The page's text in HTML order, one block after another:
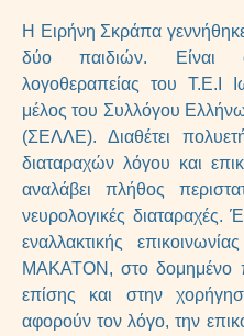
Η Ειρήνη Σκράπα
δύο παιδιών. Είναι
λογοθεραπείας του Τ.Ε.Ι
μέλος του Συλλόγου
(ΣΕΛΛΕ). Διαθέτει
διαταραχών λόγου και
αναλάβει πλήθος
νευρολογικές διαταραχές.
εναλλακτικής
ΜΑΚΑΤΟΝ, στο δομημένο
επίσης και στην
αφορούν τον λόγο, την